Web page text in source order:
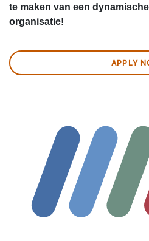
te maken van een
organisatie!
APPLY